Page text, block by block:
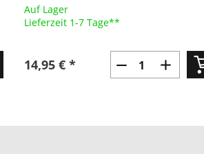
Auf Lager
Lieferzeit 1-7 Tage**
14,95 € *